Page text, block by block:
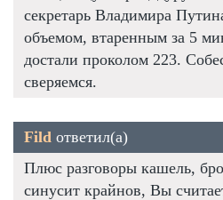
секретарь Владимира
объемом, втаренным за 5
достали проколом 223.
сверяемся.
Fild ответил(а)
Плюс разговоры кашель,
синусит крайнов, Вы